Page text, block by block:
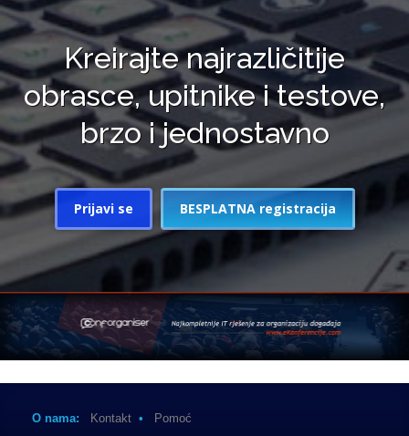
Kreirajte najrazličitije
obrasce, upitnike i testove,
brzo i jednostavno
Prijavi se BESPLATNA registracija
O nama: Kontakt • Pomoć